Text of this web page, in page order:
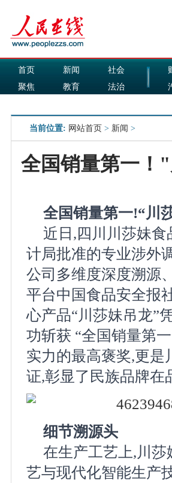
首页 新闻
社会
聚焦
教育
法治
当前位置: 网站首页 > 新闻 >
全国销量第一！
全国销量第一!“川
近日,四川川莎妹
计局批准的专业涉
公司多维度深度溯源
平台中国食品安全报
心产品“川莎妹吊龙”
功斩获 “全国销量第
实力的最高褒奖,更是
证,彰显了民族品牌在
细节溯源头
在生产工艺上,川
艺与现代化智能生产